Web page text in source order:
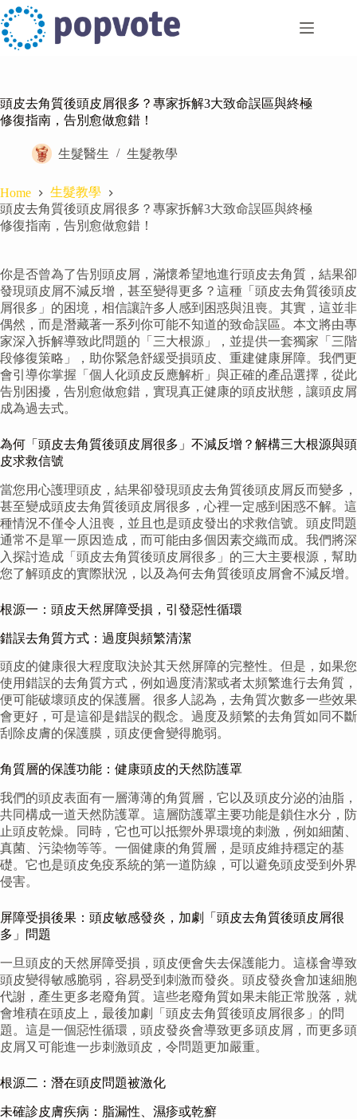
Skip
to
content
頭皮去角質後頭皮屑很多？專家拆解3大致命誤區與終極
修復指南，告別愈做愈錯！
生髮醫生 生髮教學
Home
生髮教學
頭皮去角質後頭皮屑很多？專家拆解3大致命誤區與終極
修復指南，告別愈做愈錯！
你是否曾為了告別頭皮屑，滿懷希望地進行頭皮去角質，結果卻
發現頭皮屑不減反增，甚至變得更多？這種「頭皮去角質後頭皮
屑很多」的困境，相信讓許多人感到困惑與沮喪。其實，這並非
偶然，而是潛藏著一系列你可能不知道的致命誤區。本文將由專
家深入拆解導致此問題的「三大根源」，並提供一套獨家「三階
段修復策略」，助你緊急舒緩受損頭皮、重建健康屏障。我們更
會引導你掌握「個人化頭皮反應解析」與正確的產品選擇，從此
告別困擾，告別愈做愈錯，實現真正健康的頭皮狀態，讓頭皮屑
成為過去式。
為何「頭皮去角質後頭皮屑很多」不減反增？解構三大根源與頭
皮求救信號
當您用心護理頭皮，結果卻發現頭皮去角質後頭皮屑反而變多，
甚至變成頭皮去角質後頭皮屑很多，心裡一定感到困惑不解。這
種情況不僅令人沮喪，並且也是頭皮發出的求救信號。頭皮問題
通常不是單一原因造成，而可能由多個因素交織而成。我們將深
入探討造成「頭皮去角質後頭皮屑很多」的三大主要根源，幫助
您了解頭皮的實際狀況，以及為何去角質後頭皮屑會不減反增。
根源一：頭皮天然屏障受損，引發惡性循環
錯誤去角質方式：過度與頻繁清潔
頭皮的健康很大程度取決於其天然屏障的完整性。但是，如果您
使用錯誤的去角質方式，例如過度清潔或者太頻繁進行去角質，
便可能破壞頭皮的保護層。很多人認為，去角質次數多一些效果
會更好，可是這卻是錯誤的觀念。過度及頻繁的去角質如同不斷
刮除皮膚的保護膜，頭皮便會變得脆弱。
角質層的保護功能：健康頭皮的天然防護罩
我們的頭皮表面有一層薄薄的角質層，它以及頭皮分泌的油脂，
共同構成一道天然防護罩。這層防護罩主要功能是鎖住水分，防
止頭皮乾燥。同時，它也可以抵禦外界環境的刺激，例如細菌、
真菌、污染物等等。一個健康的角質層，是頭皮維持穩定的基
礎。它也是頭皮免疫系統的第一道防線，可以避免頭皮受到外界
侵害。
屏障受損後果：頭皮敏感發炎，加劇「頭皮去角質後頭皮屑很
多」問題
一旦頭皮的天然屏障受損，頭皮便會失去保護能力。這樣會導致
頭皮變得敏感脆弱，容易受到刺激而發炎。頭皮發炎會加速細胞
代謝，產生更多老廢角質。這些老廢角質如果未能正常脫落，就
會堆積在頭皮上，最後加劇「頭皮去角質後頭皮屑很多」的問
題。這是一個惡性循環，頭皮發炎會導致更多頭皮屑，而更多頭
皮屑又可能進一步刺激頭皮，令問題更加嚴重。
根源二：潛在頭皮問題被激化
未確診皮膚疾病：脂漏性、濕疹或乾癬